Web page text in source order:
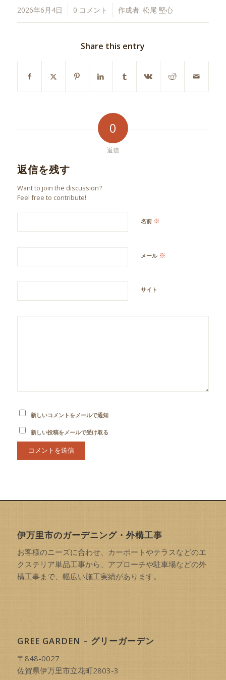
2026年6月4日 0 コメント
/ 作成者: 松尾 堅心
Share this entry
0
返信
返信を残す
Want to join the discussion?
Feel free to contribute!
名前 ※
メール ※
サイト
新しいコメントをメールで通知
新しい投稿をメールで受け取る
伊万里市のガーデニング・外構工事
お客様のニーズに合わせ、カーポートやテラスなどのエ
クステリア単品工事から、アプローチや駐車場などの外
構工事まで、幅広い施工実績があります。
GREE GARDEN – グリーガーデン
〒848-0027
佐賀県伊万里市立花町2803-3